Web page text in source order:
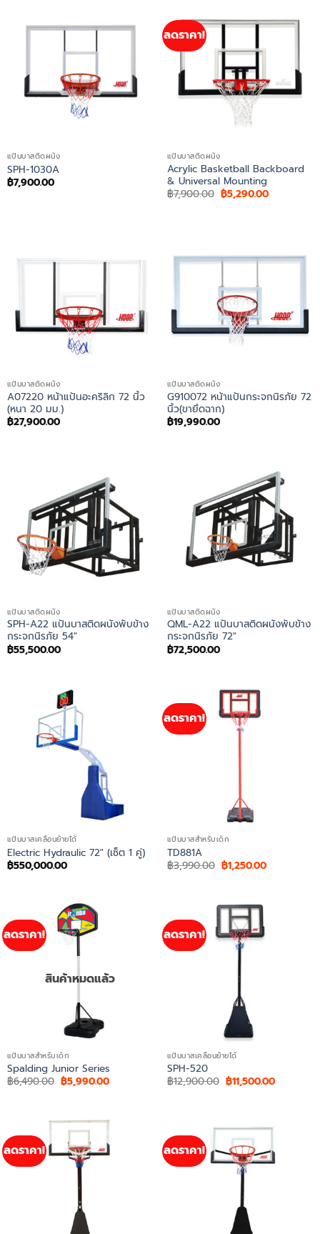
แป้นบาสติดผนัง
SPH-1030A
฿7,900.00
ลดราคา!
แป้นบาสติดผนัง
Acrylic Basketball Backboard
& Universal Mounting
฿7,900.00 Original
price
฿5,290.00Current
แป้นบาสติดผนัง
A07220 หน้าแป้นอะคริลิก 72 นิ้ว
(หนา 20 มม.)
฿27,900.00
แป้นบาสติดผนัง
G910072 หน้าแป้นกระจกนิรภัย 72
นิ้ว(ขายึดฉาก)
฿19,990.00
แป้นบาสติดผนัง
SPH-A22 แป้นบาสติดผนังพับข้าง
กระจกนิรภัย 54″
฿55,500.00
แป้นบาสติดผนัง
QML-A22 แป้นบาสติดผนังพับข้าง
กระจกนิรภัย 72″
฿72,500.00
แป้นบาสเคลื่อนย้ายได้
Electric Hydraulic 72″ (เซ็ต 1 คู่)
฿550,000.00
ลดราคา!
แป้นบาสสำหรับเด็ก
TD881A
฿3,990.00 Original
price
฿1,250.00Current
ลดราคา!
สินค้าหมดแล้ว
แป้นบาสสำหรับเด็ก
Spalding Junior Series
฿6,490.00 Original
price
฿5,990.00Current
ลดราคา!
แป้นบาสเคลื่อนย้ายได้
SPH-520
฿12,900.00 Original
price
฿11,500.00Current
ลดราคา! ลดราคา!